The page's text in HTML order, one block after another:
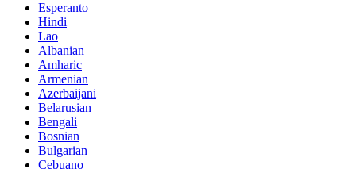
Esperanto
Hindi
Lao
Albanian
Amharic
Armenian
Azerbaijani
Belarusian
Bengali
Bosnian
Bulgarian
Cebuano